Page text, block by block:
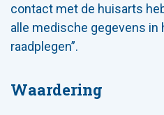
contact met de huisarts
alle medische gegevens
raadplegen”.
Waardering